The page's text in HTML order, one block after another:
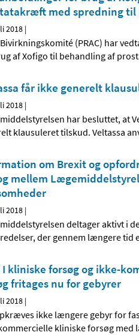
med spredning til
2018 |
Bivirkningskomité (PRAC) har
af Xofigo til behandling af
får ikke generelt
2018 |
har besluttet, at
klausuleret tilskud. Veltassa
om Brexit og
mellem
2018 |
deltager aktivt i
der gennem længere tid
I kliniske forsøg og ikke-
fritages nu for gebyrer
2018 |
ikke længere gebyr for
kliniske forsøg med